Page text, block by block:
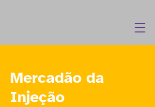
Mercadão da
Injeção